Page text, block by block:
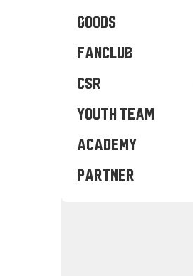
GOODS
FANCLUB
CSR
YOUTH TEAM
ACADEMY
PARTNER